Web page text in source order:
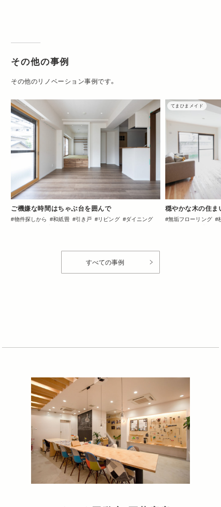
その他の事例
その他のリノベーション事例です。
ご機嫌な時間はちゃぶ台を囲んで
物件探しから 和紙畳 引き戸 リビング
ダイニング
てまひまメイド
穏やかな木の住ま
無垢フローリング
すべての事例